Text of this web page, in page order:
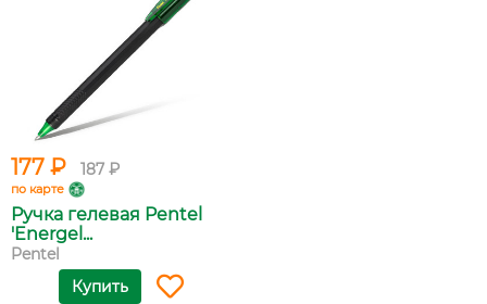
177 ₽ 187 ₽
по карте
Ручка гелевая Pentel
'Energel...
Pentel
Купить